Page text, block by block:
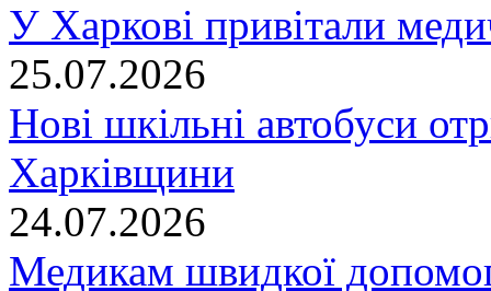
У Харкові привітали
25.07.2026
Нові шкільні автобуси
Харківщини
24.07.2026
Медикам швидкої